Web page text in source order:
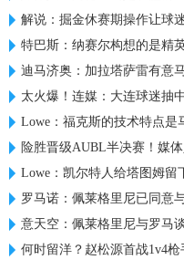
解说：掘金休赛期操作让球
特巴斯：纳赛尔构想的是精英
迪马济奥：加拉塔萨雷有意
太火爆！连媒：大连球迷抽中
Lowe：福克斯的技术特点是
险胜晋级AUBL半决赛！媒体
Lowe：凯尔特人给塔图姆
罗马诺：佩莱格里尼已同意
意天空：佩莱格里尼与罗马
何时留洋？赵松源首战1v4